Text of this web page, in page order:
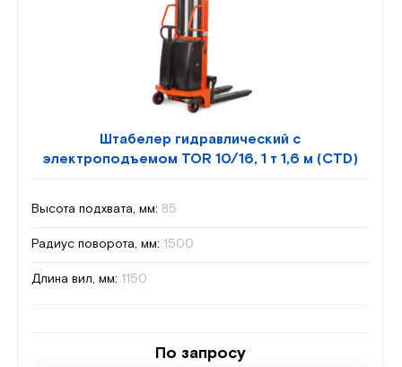
Штабелер гидравлический с
электроподъемом TOR 10/16, 1 т 1,6 м (CTD)
Высота подхвата, мм: 85
Радиус поворота, мм: 1500
Длина вил, мм: 1150
По запросу